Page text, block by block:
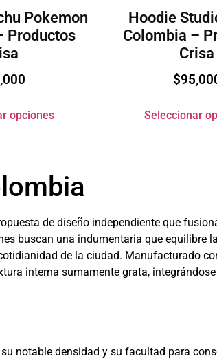
Pokemon
Productos
opciones
Hoodie
Colombia –
Crisa
$
Seleccionar
de diseño independiente que
buscan una indumentaria que equilibre
de la ciudad. Manufacturado
interna sumamente grata,
notable densidad y su facultad para